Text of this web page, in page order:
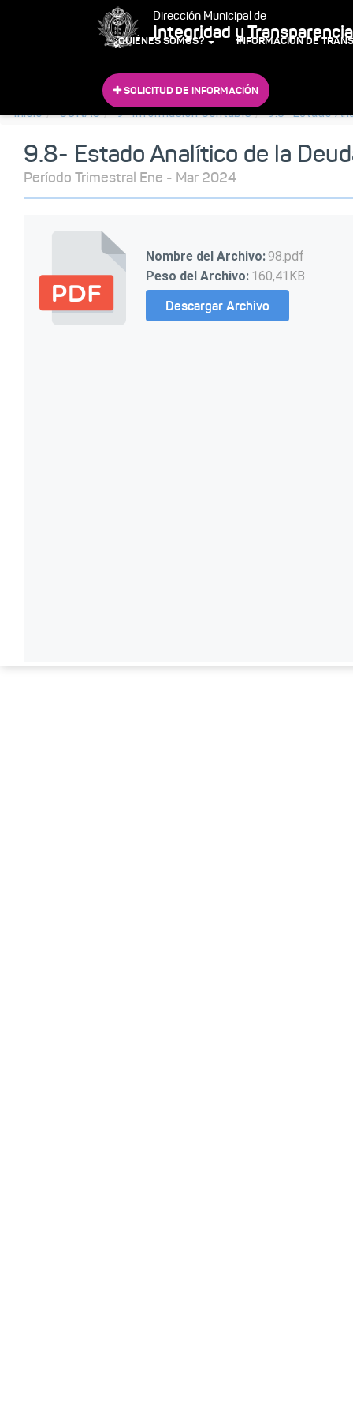
Dirección Municipal de
Integridad y Transparencia
¿QUIÉNES SOMOS? INFORMACIÓN DE
SOLICITUD DE INFORMACIÓN
Inicio CONAC 9- Información Contable 9.8- Estado
9.8- Estado Analítico de la
Período Trimestral Ene - Mar 2024
Nombre del Archivo:98.pdf
Peso del Archivo: 160,41KB
Descargar Archivo